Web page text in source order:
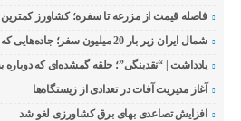
فاصله قیمت از مزرعه تا سفره؛ کشاورز کمترین
شمال ایران زیر بار 20 میلیون سفر؛ جاده‌هایی که دیگر نفس نمی‌کشند!
یادداشت | “نقدینگی”؛ حلقه گمشده‌ای که
آغاز مدیریت آفات در تعدادی از زیستگاه‌ها
افزایش تصاعدی بهای برق کشاورزی لغو شد